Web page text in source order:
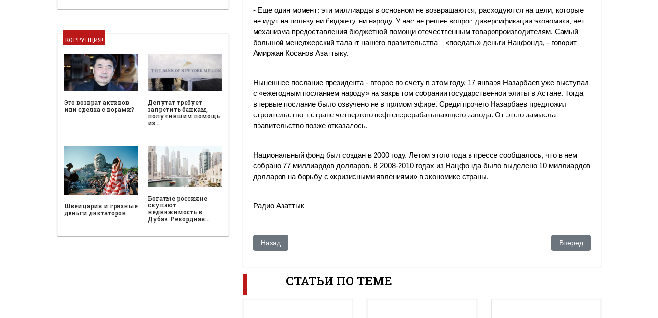
КОРРУПЦИЯ!
Это возврат активов
или сделка с ворами?
Депутат требует
запретить банкам,
получившим помощь
из…
Швейцария и грязные
деньги диктаторов
Богатые россияне
скупают
недвижимость в
Дубае. Рекордная…
​​- Еще один момент: эти миллиарды в основном не возвращаются, расходуются на цели, которые
не идут на пользу ни бюджету, ни народу. У нас не решен вопрос диверсификации экономики, нет
механизма предоставления бюджетной помощи отечественным товаропроизводителям. Самый
большой менеджерский талант нашего правительства – «поедать» деньги Нацфонда, - говорит
Амиржан Косанов Азаттыку.
Нынешнее послание президента - второе по счету в этом году. 17 января Назарбаев уже выступал
с «ежегодным посланием народу» на закрытом собрании государственной элиты в Астане. Тогда
впервые послание было озвучено не в прямом эфире. Среди прочего Назарбаев предложил
строительство в стране четвертого нефтеперерабатывающего завода. От этого замысла
правительство позже отказалось.
Национальный фонд был создан в 2000 году. Летом этого года в прессе сообщалось, что в нем
собрано 77 миллиардов долларов. В 2008-2010 годах из Нацфонда было выделено 10 миллиардов
долларов на борьбу с «кризисными явлениями» в экономике страны.
Радио Азаттык
Предыдущий: Елена Васильева: Военные в России ломают себе ноги, лишь бы не ехать на Донбасс
Назад Следующий:
Вперед
СТАТЬИ ПО ТЕМЕ